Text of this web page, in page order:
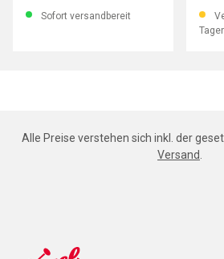
Sofort versandbereit
Alle Preise verstehen sich inkl. der
Versand